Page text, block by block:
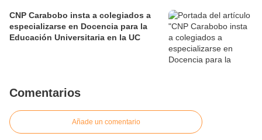
CNP Carabobo insta a colegiados a
especializarse en Docencia para la
Educación Universitaria en la UC
Comentarios
Añade un comentario